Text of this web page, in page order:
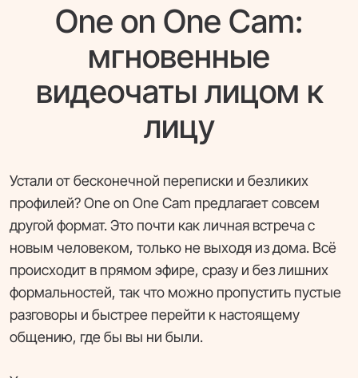
One on One Cam:
мгновенные
видеочаты лицом к
лицу
Устали от бесконечной переписки и безликих
профилей? One on One Cam предлагает совсем
другой формат. Это почти как личная встреча с
новым человеком, только не выходя из дома. Всё
происходит в прямом эфире, сразу и без лишних
формальностей, так что можно пропустить пустые
разговоры и быстрее перейти к настоящему
общению, где бы вы ни были.